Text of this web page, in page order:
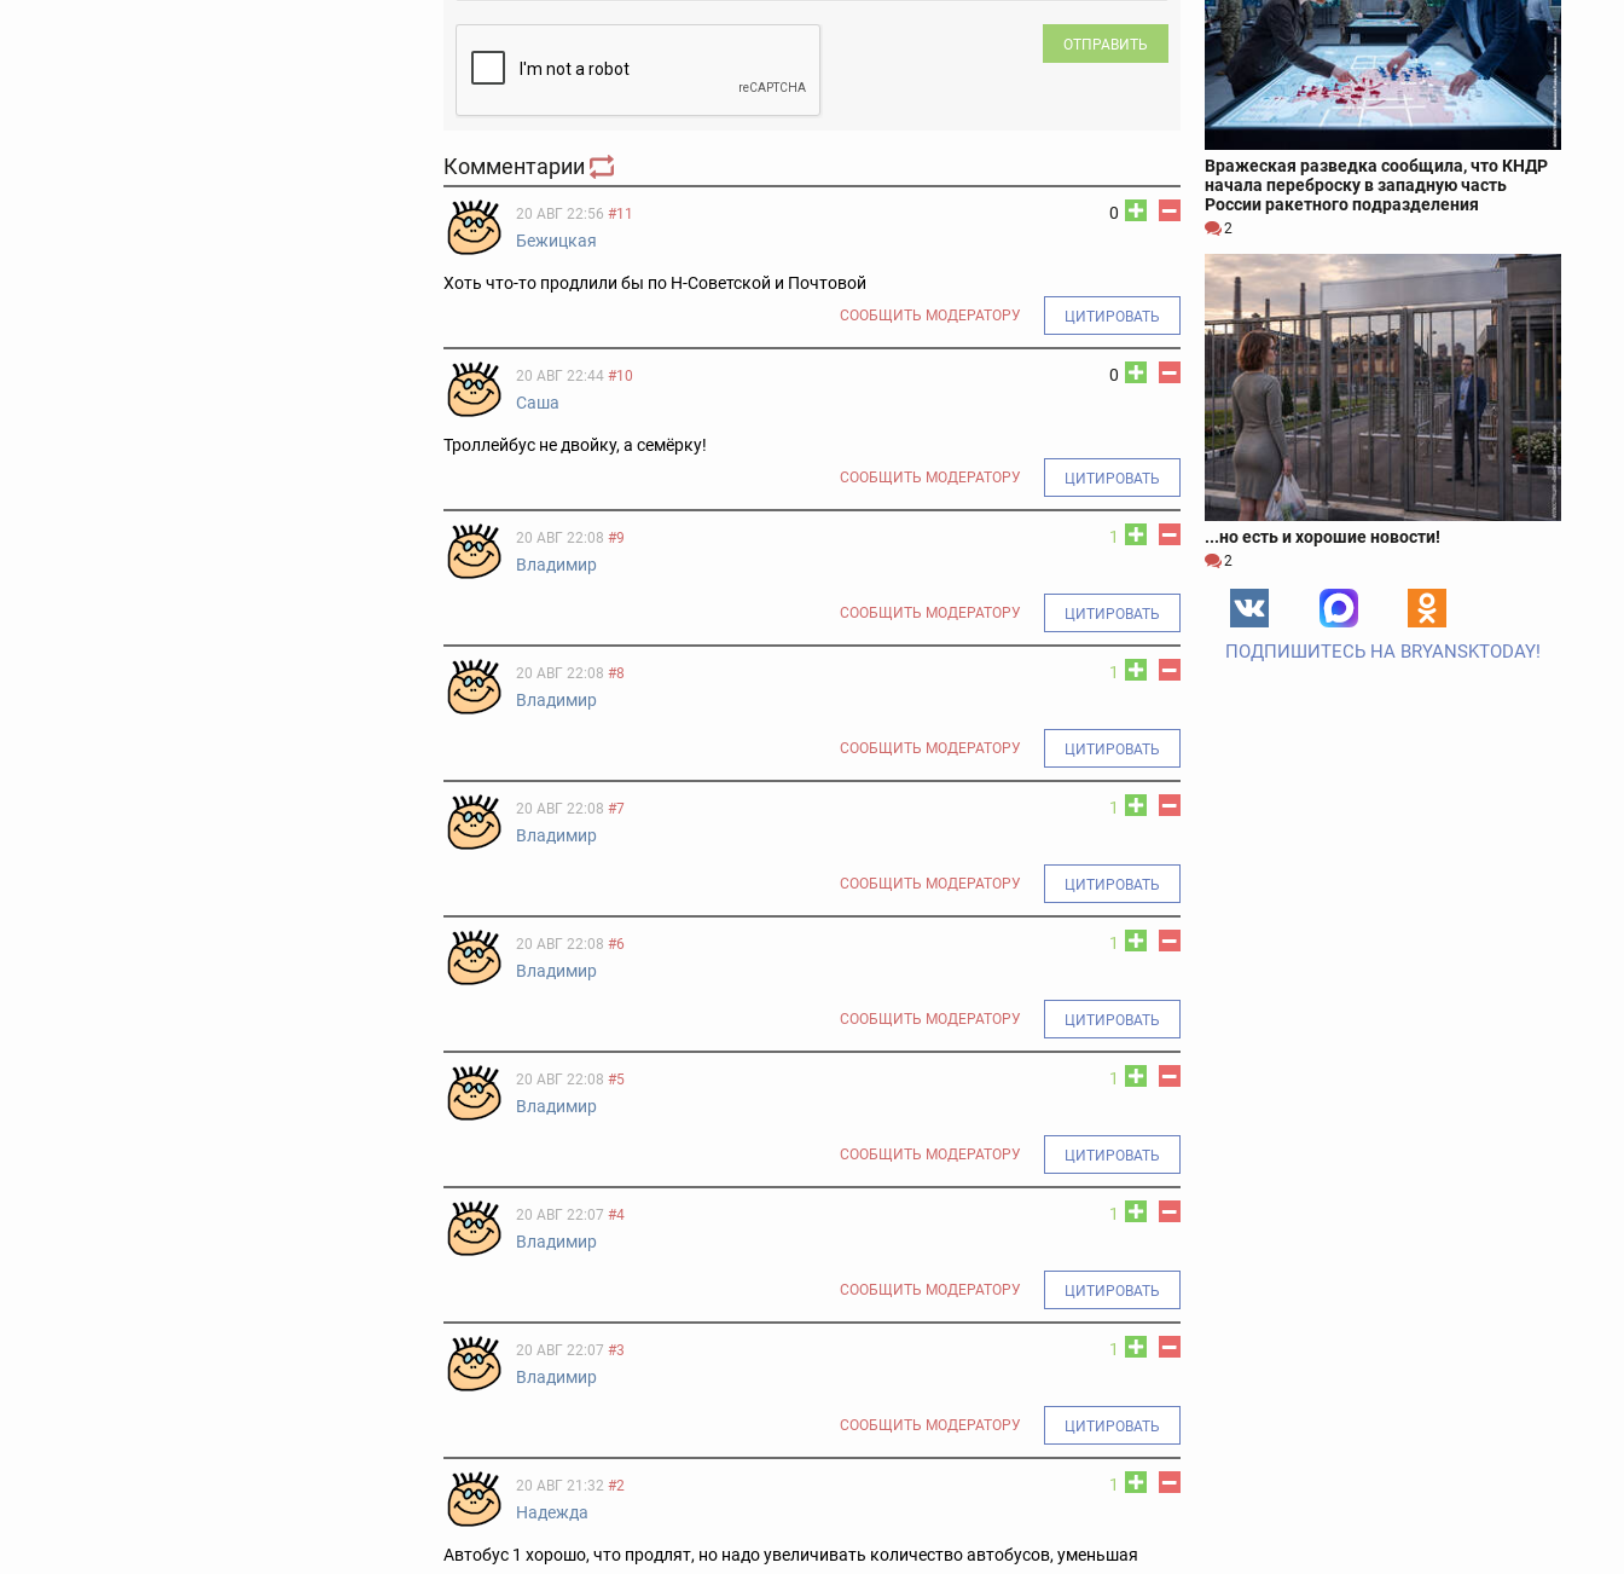
ОТПРАВИТЬ
Комментарии
0
20 АВГ 22:56 #11
Бежицкая
Хоть что-то продлили бы по Н-Советской и Почтовой
СООБЩИТЬ МОДЕРАТОРУ ЦИТИРОВАТЬ
0
20 АВГ 22:44 #10
Саша
Троллейбус не двойку, а семёрку!
СООБЩИТЬ МОДЕРАТОРУ ЦИТИРОВАТЬ
1
20 АВГ 22:08 #9
Владимир
СООБЩИТЬ МОДЕРАТОРУ ЦИТИРОВАТЬ
1
20 АВГ 22:08 #8
Владимир
СООБЩИТЬ МОДЕРАТОРУ ЦИТИРОВАТЬ
1
20 АВГ 22:08 #7
Владимир
СООБЩИТЬ МОДЕРАТОРУ ЦИТИРОВАТЬ
1
20 АВГ 22:08 #6
Владимир
СООБЩИТЬ МОДЕРАТОРУ ЦИТИРОВАТЬ
1
20 АВГ 22:08 #5
Владимир
СООБЩИТЬ МОДЕРАТОРУ ЦИТИРОВАТЬ
1
20 АВГ 22:07 #4
Владимир
СООБЩИТЬ МОДЕРАТОРУ ЦИТИРОВАТЬ
1
20 АВГ 22:07 #3
Владимир
СООБЩИТЬ МОДЕРАТОРУ ЦИТИРОВАТЬ
1
20 АВГ 21:32 #2
Надежда
Автобус 1 хорошо, что продлят, но надо увеличивать количество автобусов, уменьшая
Вражеская разведка сообщила, что КНДР
начала переброску в западную часть
России ракетного подразделения
2
...но есть и хорошие новости!
2
ПОДПИШИТЕСЬ НА BRYANSKTODAY!